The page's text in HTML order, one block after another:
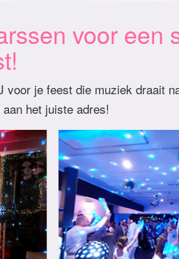
voor een
voor je feest die muziek draait
het juiste adres!